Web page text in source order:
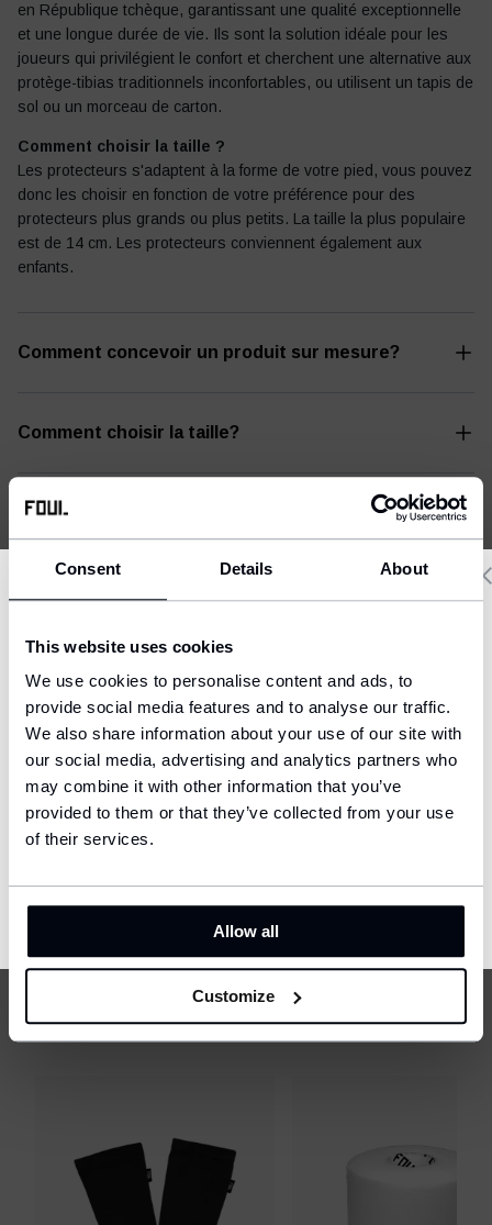
Consent Details About
This website uses cookies
We use cookies to personalise content and ads, to
provide social media features and to analyse our traffic.
We also share information about your use of our site with
our social media, advertising and analytics partners who
may combine it with other information that you’ve
provided to them or that they’ve collected from your use
of their services.
Allow all
Customize
en République tchèque, garantissant une qualité exceptionnelle
et une longue durée de vie. Ils sont la solution idéale pour les
joueurs qui privilégient le confort et cherchent une alternative aux
protège-tibias traditionnels inconfortables, ou utilisent un tapis de
sol ou un morceau de carton.
Comment choisir la taille ?
Les protecteurs s'adaptent à la forme de votre pied, vous pouvez
donc les choisir en fonction de votre préférence pour des
protecteurs plus grands ou plus petits. La taille la plus populaire
est de 14 cm. Les protecteurs conviennent également aux
enfants.
Comment concevoir un produit sur mesure?
Comment choisir la taille?
Livraison et paiement
CELA PEUT S'AVÉRER UTILE
your location.
United States (USD)
Ship to
English
Language
CONFIRM